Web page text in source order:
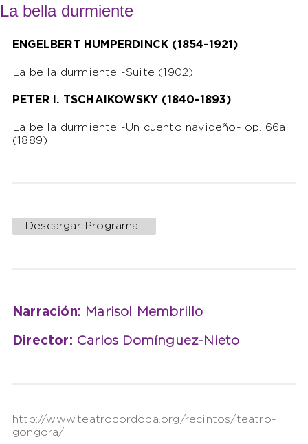
La bella durmiente
ENGELBERT HUMPERDINCK (1854-1921)
La bella durmiente -Suite (1902)
PETER I. TSCHAIKOWSKY (1840-1893)
La bella durmiente -Un cuento navideño- op. 66a
(1889)
Descargar Programa
Narración: Marisol Membrillo
Director: Carlos Domínguez-Nieto
http://www.teatrocordoba.org/recintos/teatro-
gongora/